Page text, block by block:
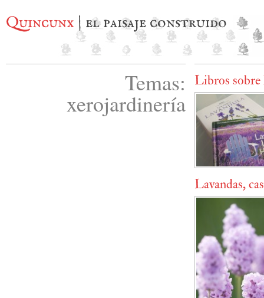
Quincunx | el paisaje construido
Temas:
xerojardinería
Libros sobre
Lavandas,